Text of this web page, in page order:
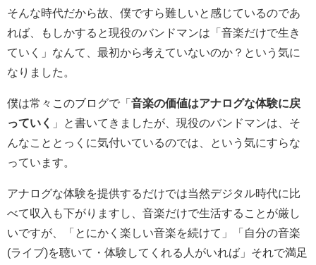
そんな時代だから故、僕ですら難しいと感じているのであ
れば、もしかすると現役のバンドマンは「音楽だけで生き
ていく」なんて、最初から考えていないのか？という気に
なりました。
僕は常々このブログで「 音楽の価値はアナログな体験に戻
っていく
」と書いてきましたが、現役のバンドマンは、そ
んなこととっくに気付いているのでは、という気にすらな
っています。
アナログな体験を提供するだけでは当然デジタル時代に比
べて収入も下がりますし、音楽だけで生活することが厳し
いですが、「とにかく楽しい音楽を続けて」「自分の音楽
(ライブ)を聴いて・体験してくれる人がいれば」それで満足